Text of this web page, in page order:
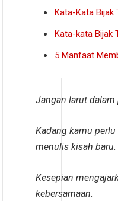
Kata-Kata Bijak
Kata-kata Bijak
5 Manfaat
Jangan larut dalam
Kadang kamu
menulis kisah baru.
Kesepian
kebersamaan.